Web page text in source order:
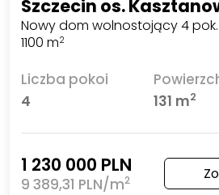
Szczecin os.
Nowy dom wolnostojący 4 pok.
1100 m2
Liczba pokoi
4
131 m2
1 230 000 PLN
9 389,31 PLN/m2